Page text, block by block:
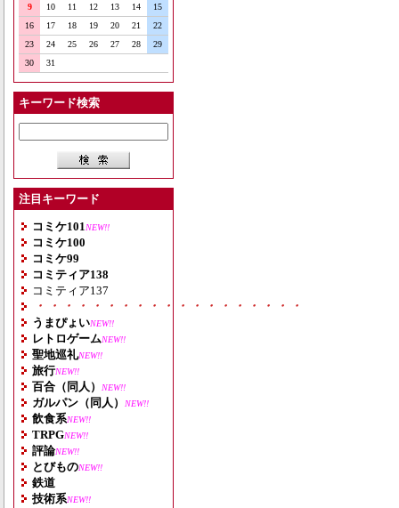
9
10 11 12 13 14
15
16
17 18 19 20 21
22
23
24 25 26 27 28
29
30
31
キーワード検索
注目キーワード
コミケ101 NEW!!
コミケ100
コミケ99
コミティア138
コミティア137
・・・・・・・・・・・・・・・・・・・
うまぴょいNEW!!
レトロゲームNEW!!
聖地巡礼NEW!!
旅行NEW!!
百合（同人） NEW!!
ガルパン（同人） NEW!!
飲食系NEW!!
TRPGNEW!!
評論NEW!!
とびものNEW!!
鉄道
技術系NEW!!